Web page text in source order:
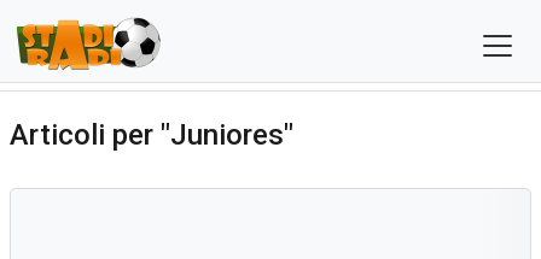
Articoli per "Juniores"